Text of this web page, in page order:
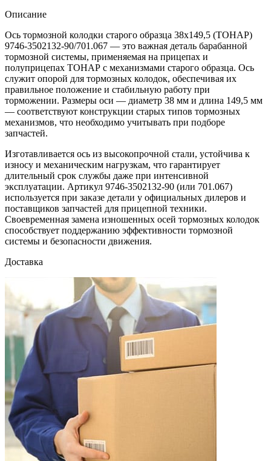
Описание
Ось тормозной колодки старого образца 38х149,5 (ТОНАР)
9746-3502132-90/701.067 — это важная деталь барабанной
тормозной системы, применяемая на прицепах и
полуприцепах ТОНАР с механизмами старого образца. Ось
служит опорой для тормозных колодок, обеспечивая их
правильное положение и стабильную работу при
торможении. Размеры оси — диаметр 38 мм и длина 149,5 мм
— соответствуют конструкции старых типов тормозных
механизмов, что необходимо учитывать при подборе
запчастей.
Изготавливается ось из высокопрочной стали, устойчива к
износу и механическим нагрузкам, что гарантирует
длительный срок службы даже при интенсивной
эксплуатации. Артикул 9746-3502132-90 (или 701.067)
используется при заказе детали у официальных дилеров и
поставщиков запчастей для прицепной техники.
Своевременная замена изношенных осей тормозных колодок
способствует поддержанию эффективности тормозной
системы и безопасности движения.
Доставка